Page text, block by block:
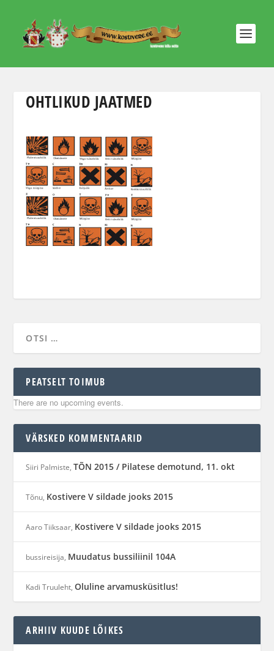
OHTLIKUD JAATMED
PEATSELT TOIMUB
There are no upcoming events.
VÄRSKED KOMMENTAARID
Siiri Palmiste,TÕN 2015 / Pilatese demotund, 11. okt
Tõnu, Kostivere V sildade jooks 2015
Aaro Tiiksaar, Kostivere V sildade jooks 2015
bussireisija, Muudatus bussiliinil 104A
Kadi Truuleht,Oluline arvamusküsitlus!
ARHIIV KUUDE LÕIKES